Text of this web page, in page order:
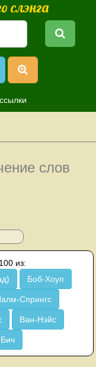
слэнга
ссылки
слов
из:
Боб-Хоуп
Спрингс
Ван-Нэйс